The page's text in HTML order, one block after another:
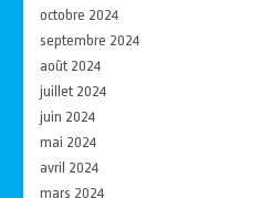
octobre 2024
septembre 2024
août 2024
juillet 2024
juin 2024
mai 2024
avril 2024
mars 2024